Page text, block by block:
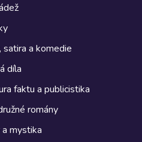
satira a komedie
díla
faktu a publicistika
romány
mystika